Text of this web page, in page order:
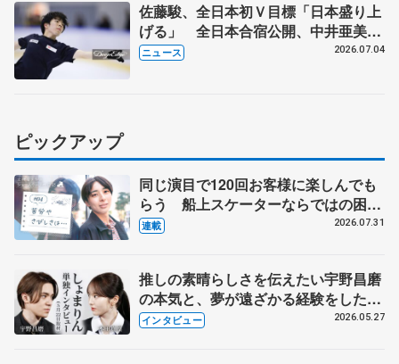
佐藤駿、全日本初Ｖ目標「日本盛り上
げる」 全日本合宿公開、中井亜美
「表現の幅広げる」 元世界王者のフ
ニュース 2026.07.04
ピックアップ
同じ演目で120回お客様に楽しんでも
らう 船上スケーターならではの困難
とは 影響あったPIW前キャプテン松
連載 2026.07.31
推しの素晴らしさを伝えたい宇野昌磨
の本気と、夢が遠ざかる経験をした本
田真凜の覚悟
インタビュー 2026.05.27